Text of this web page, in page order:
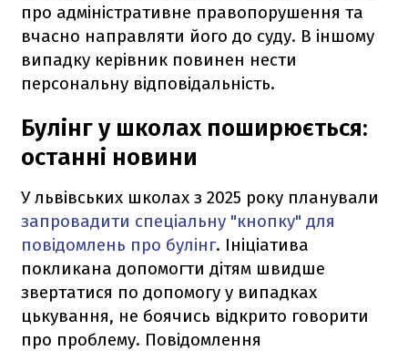
про адміністративне правопорушення та
вчасно направляти його до суду. В іншому
випадку керівник повинен нести
персональну відповідальність.
Булінг у школах поширюється:
останні новини
У львівських школах з 2025 року планували
запровадити спеціальну "кнопку" для
повідомлень про булінг. Ініціатива
покликана допомогти дітям швидше
звертатися по допомогу у випадках
цькування, не боячись відкрито говорити
про проблему. Повідомлення